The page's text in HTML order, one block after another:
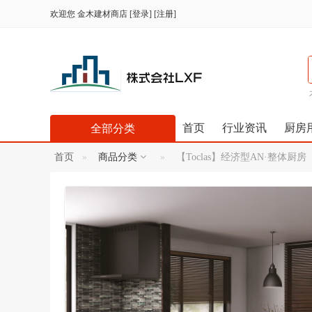
欢迎您 金木建材商店 [登录] [注册]
首页 行业资讯 厨房
全部分类
首页 商品分类 【Toclas】经济型AN·整体厨房